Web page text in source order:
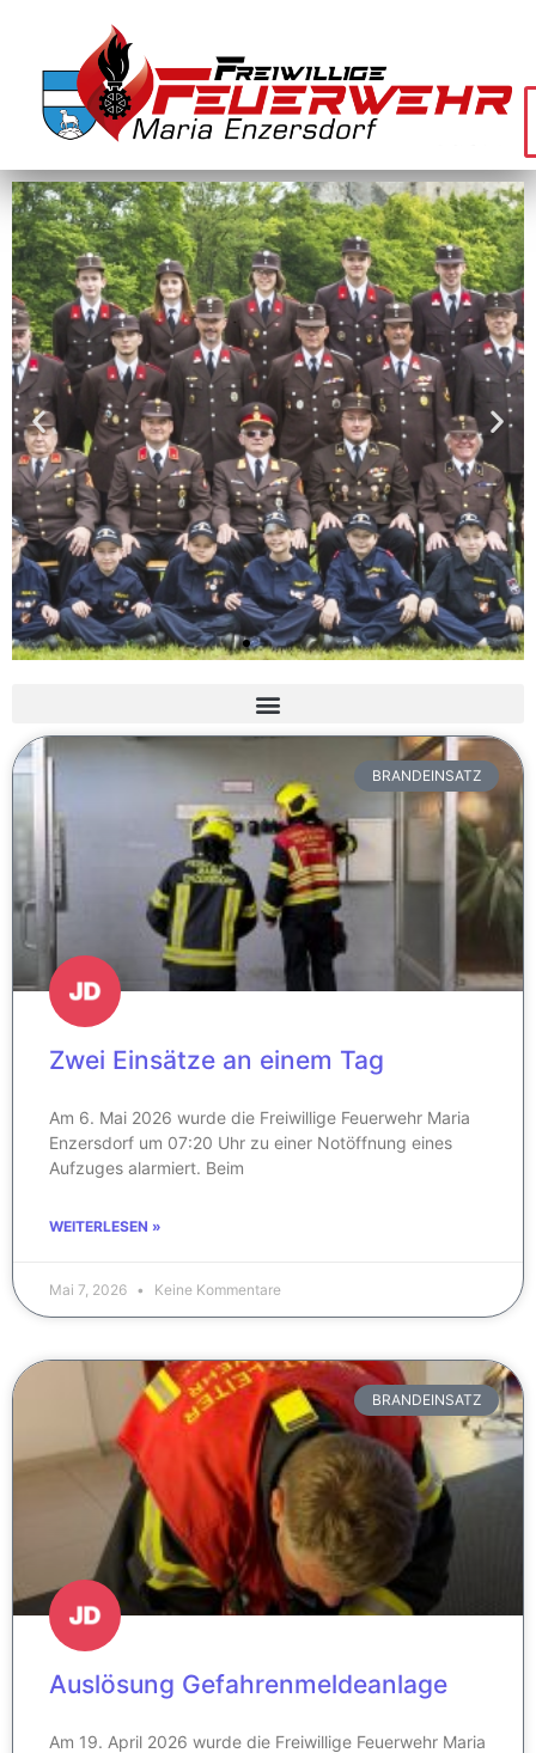
BRANDEINSATZ
Zwei Einsätze an einem Tag
Am 6. Mai 2026 wurde die Freiwillige Feuerwehr Maria
Enzersdorf um 07:20 Uhr zu einer Notöffnung eines
Aufzuges alarmiert. Beim
WEITERLESEN »
Mai 7, 2026 Keine Kommentare
BRANDEINSATZ
Auslösung Gefahrenmeldeanlage
Am 19. April 2026 wurde die Freiwillige Feuerwehr Maria